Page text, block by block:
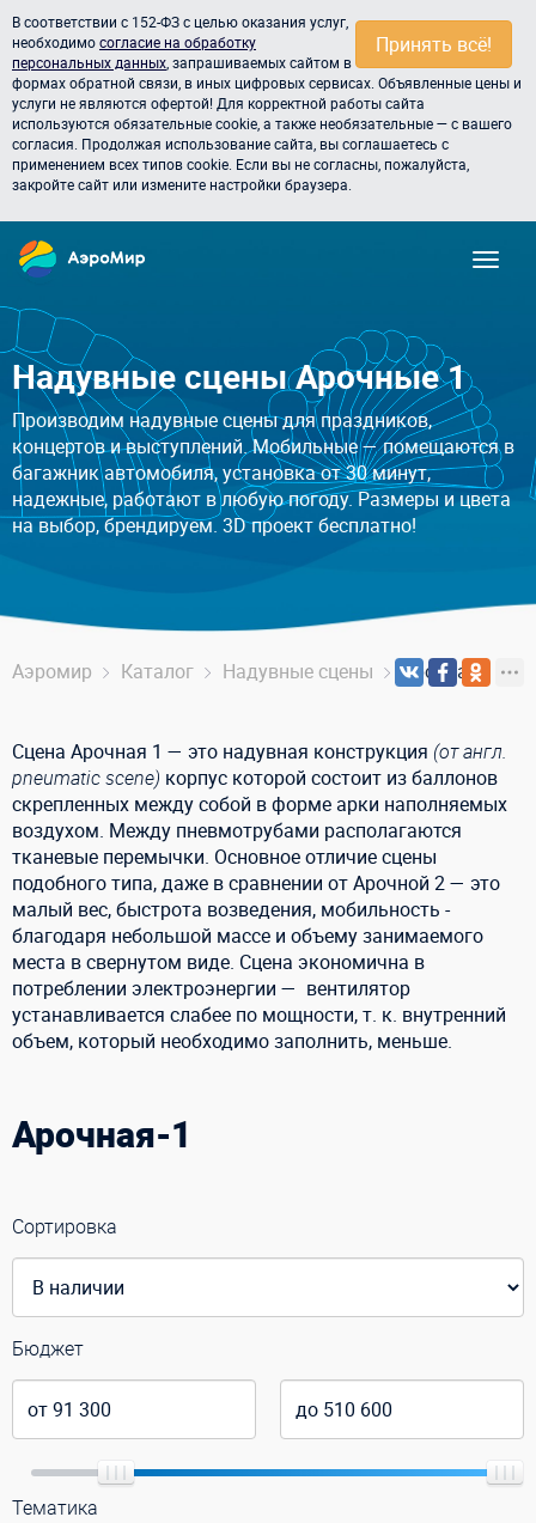
Принять всё!
В соответствии с 152-ФЗ с целью оказания услуг,
необходимосогласие на обработку
персональных данных , запрашиваемых сайтом в
формах обратной связи, в иных цифровых сервисах. Объявленные цены и
услуги не являются офертой! Для корректной работы сайта
используются обязательные cookie, а также необязательные — с вашего
согласия. Продолжая использование сайта, вы соглашаетесь с
применением всех типов cookie. Если вы не согласны, пожалуйста,
закройте сайт или измените настройки браузера.
Надувные сцены Арочные 1
Производим надувные сцены для праздников,
концертов и выступлений. Мобильные — помещаются в
багажник автомобиля, установка от 30 минут,
надежные, работают в любую погоду. Размеры и цвета
на выбор, брендируем. 3D проект бесплатно!
Аэромир Каталог Надувные сцены Арочная-1
Сцена Арочная 1 — это надувная конструкция (от англ.
pneumatic scene) корпус которой состоит из баллонов
скрепленных между собой в форме арки наполняемых
воздухом. Между пневмотрубами располагаются
тканевые перемычки. Основное отличие сцены
подобного типа, даже в сравнении от Арочной 2 — это
малый вес, быстрота возведения, мобильность -
благодаря небольшой массе и объему занимаемого
места в свернутом виде. Сцена экономична в
потреблении электроэнергии — вентилятор
устанавливается слабее по мощности, т. к. внутренний
объем, который необходимо заполнить, меньше.
Арочная-1
Сортировка
Бюджет
Тематика